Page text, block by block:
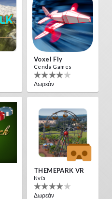
Voxel Fly
Cenda Games
Δωρεάν
THEMEPARK VR
Nvía
Δωρεάν